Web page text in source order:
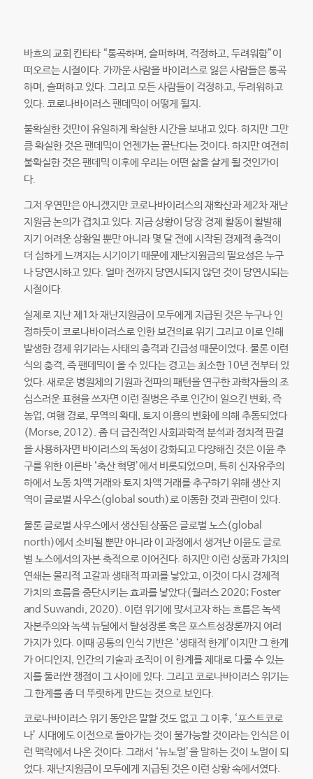
바흐의 교회 칸타타 “통곡하며, 슬퍼하며, 걱정하고, 두려워함”이
떠오르는 시절이다. 가까운 사람을 바이러스로 잃은 사람들은 통곡
하며, 슬퍼하고 있다. 그리고 모든 사람들이 걱정하고, 두려워하고
있다. 코로나바이러스 팬데믹이 어떻게 될지.
불확실한 것만이 유일하게 확실한 시간을 보내고 있다. 하지만 그만
큼 확실한 것은 팬데믹이 언젠가는 끝난다는 것이다. 하지만 여전히
불확실한 것은 팬데믹 이후에 우리는 어떤 삶을 살게 될 것인가이
다.
그저 우연만은 아니겠지만 코로나바이러스의 재확산과 제2차 재난
지원금 논의가 겹치고 있다. 지금 상황이 당장 경제 활동이 활발해
지기 어려운 상황일 뿐만 아니라 몇 달 전에 시작된 경제적 충격이
더 심하게 느껴지는 시기이기 때문에 재난지원금의 필요성은 누구
나 당연시하고 있다. 얼마 전까지 당연시되지 않던 것이 당연시되는
시절이다.
실제로 지난 제1차 재난지원금이 모두에게 지급된 것은 누구나 인
정하듯이 코로나바이러스로 인한 보건의료 위기 그리고 이로 인해
발생한 경제 위기라는 사태의 충격과 긴급성 때문이었다. 물론 이런
식의 충격, 즉 팬데믹이 올 수 있다는 경고는 최소한 10년 전부터 있
었다. 새로운 병원체의 기원과 전파의 패턴을 연구한 과학자들의 조
심스러운 표현을 쓰자면 이런 질병은 주로 인간이 일으킨 변화, 즉
농업, 여행 경로, 무역의 확대, 토지 이용의 변화에 의해 추동되었다
(Morse, 2012). 좀 더 급진적인 사회과학적 분석과 정치적 판결
을 사용하자면 바이러스의 독성이 강화되고 다양해진 것은 이윤 추
구를 위한 이른바 ‘축산 혁명’에서 비롯되었으며, 특히 신자유주의
하에서 노동 차액 거래와 토지 차액 거래를 추구하기 위해 생산 지
역이 글로벌 사우스(global south)로 이동한 것과 관련이 있다.
물론 글로벌 사우스에서 생산된 상품은 글로벌 노스(global
north)에서 소비될 뿐만 아니라 이 과정에서 생겨난 이윤도 글로
벌 노스에서의 자본 축적으로 이어진다. 하지만 이런 상품과 가치의
연쇄는 물리적 고갈과 생태적 파괴를 낳았고, 이것이 다시 경제적
가치의 흐름을 중단시키는 효과를 낳았다(월러스 2020; Foster
and Suwandi, 2020). 이런 위기에 맞서고자 하는 흐름은 녹색
자본주의와 녹색 뉴딜에서 탈성장론 혹은 포스트성장론까지 여러
가지가 있다. 이때 공통의 인식 기반은 ‘생태적 한계’이지만 그 한계
가 어디인지, 인간의 기술과 조직이 이 한계를 제대로 다룰 수 있는
지를 둘러싼 쟁점이 그 사이에 있다. 그리고 코로나바이러스 위기는
그 한계를 좀 더 뚜렷하게 만드는 것으로 보인다.
코로나바이러스 위기 동안은 말할 것도 없고 그 이후, ‘포스트코로
나’ 시대에도 이전으로 돌아가는 것이 불가능할 것이라는 인식은 이
런 맥락에서 나온 것이다. 그래서 ‘뉴노멀’을 말하는 것이 노멀이 되
었다. 재난지원금이 모두에게 지급된 것은 이런 상황 속에서였다.